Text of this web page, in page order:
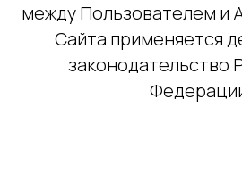
между Пользователем и
Сайта применяется
законодательство